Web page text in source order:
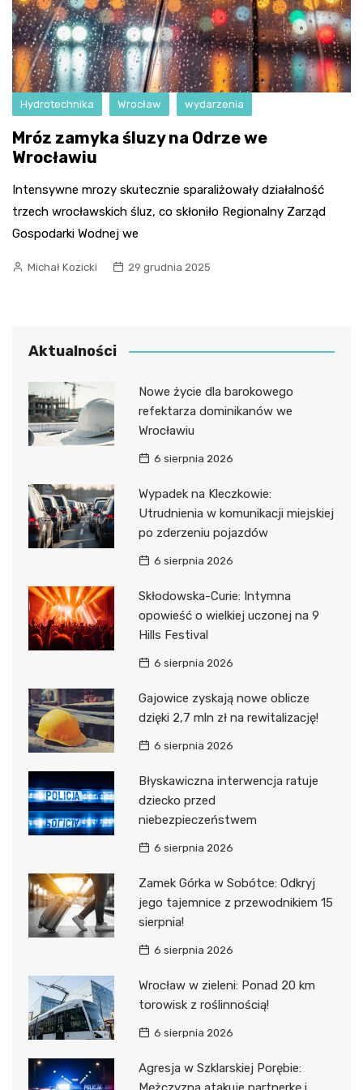
Hydrotechnika Wrocław wydarzenia
Mróz zamyka śluzy na Odrze we
Wrocławiu
Intensywne mrozy skutecznie sparaliżowały działalność
trzech wrocławskich śluz, co skłoniło Regionalny Zarząd
Gospodarki Wodnej we
Michał Kozicki 29 grudnia 2025
Aktualności
Nowe życie dla barokowego
refektarza dominikanów we
Wrocławiu
6 sierpnia 2026
Wypadek na Kleczkowie:
Utrudnienia w komunikacji miejskiej
po zderzeniu pojazdów
6 sierpnia 2026
Skłodowska-Curie: Intymna
opowieść o wielkiej uczonej na 9
Hills Festival
6 sierpnia 2026
Gajowice zyskają nowe oblicze
dzięki 2,7 mln zł na rewitalizację!
6 sierpnia 2026
Błyskawiczna interwencja ratuje
dziecko przed
niebezpieczeństwem
6 sierpnia 2026
Zamek Górka w Sobótce: Odkryj
jego tajemnice z przewodnikiem 15
sierpnia!
6 sierpnia 2026
Wrocław w zieleni: Ponad 20 km
torowisk z roślinnością!
6 sierpnia 2026
Agresja w Szklarskiej Porębie: